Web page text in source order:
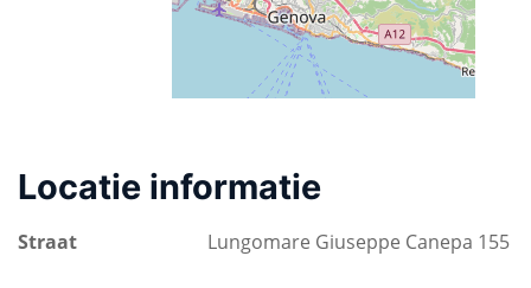
Locatie informatie
Straat Lungomare Giuseppe Canepa 155